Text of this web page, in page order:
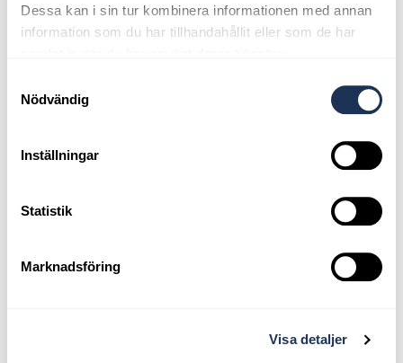
Dessa kan i sin tur kombinera informationen med annan
information som du har tillhandahållit eller som de har
Nödvändig
Inställningar
Statistik
Marknadsföring
Visa detaljer
Samuel Petersson - Skadetekniker